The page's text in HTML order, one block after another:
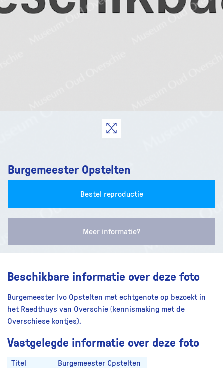
Burgemeester Opstelten
Bestel reproductie
Meer informatie?
Beschikbare informatie over deze foto
Burgemeester Ivo Opstelten met echtgenote op bezoekt in
het Raedthuys van Overschie (kennismaking met de
Overschiese kontjes).
Vastgelegde informatie over deze foto
Titel
Burgemeester Opstelten